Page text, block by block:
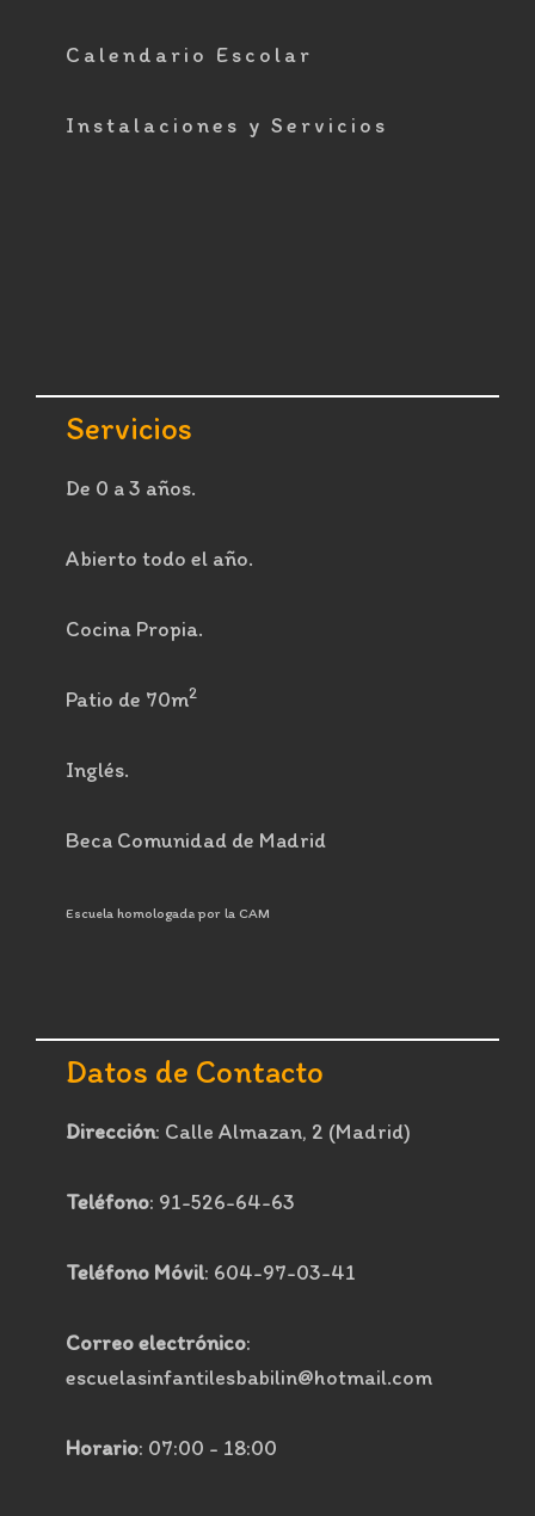
Calendario Escolar
Instalaciones y Servicios
Servicios
De 0 a 3 años.
Abierto todo el año.
Cocina Propia.
Patio de 70m2
Inglés.
Beca Comunidad de Madrid
Escuela homologada por la CAM
Datos de Contacto
Dirección: Calle Almazan, 2 (Madrid)
Teléfono: 91-526-64-63
Teléfono Móvil: 604-97-03-41
Correo electrónico:
escuelasinfantilesbabilin@hotmail.com
Horario: 07:00 - 18:00